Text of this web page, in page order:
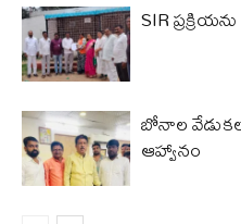
SIR
బోనాల
ఆహ్వానం